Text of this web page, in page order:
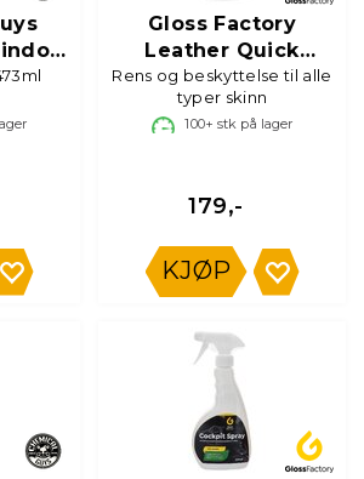
Gloss Factory
Leather Quick
Detailer
Rens og beskyttelse til alle
typer skinn
100+ stk på lager
179,-
KJØP